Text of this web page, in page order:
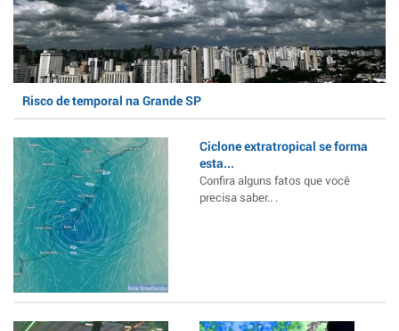
Risco de temporal na Grande SP
Ciclone extratropical se forma
esta...
Confira alguns fatos que você
precisa saber.. .